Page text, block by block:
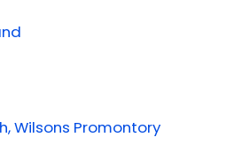
Wilsons Promontory